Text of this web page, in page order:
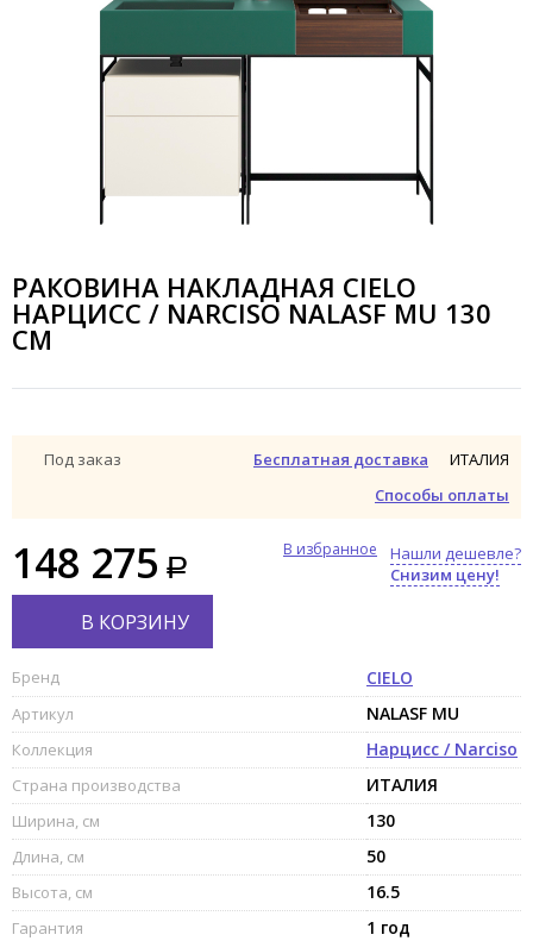
РАКОВИНА НАКЛАДНАЯ CIELO
НАРЦИСС / NARCISO NALASF MU 130
СМ
Под заказ
Бесплатная доставка
Способы оплаты
ИТАЛИЯ
148 275
Нашли дешевле?
Снизим цену!
В избранное
В КОРЗИНУ
Бренд CIELO
Артикул NALASF MU
Коллекция Нарцисс / Narciso
Страна производства ИТАЛИЯ
Ширина, см 130
Длина, см 50
Высота, см 16.5
Гарантия 1 год